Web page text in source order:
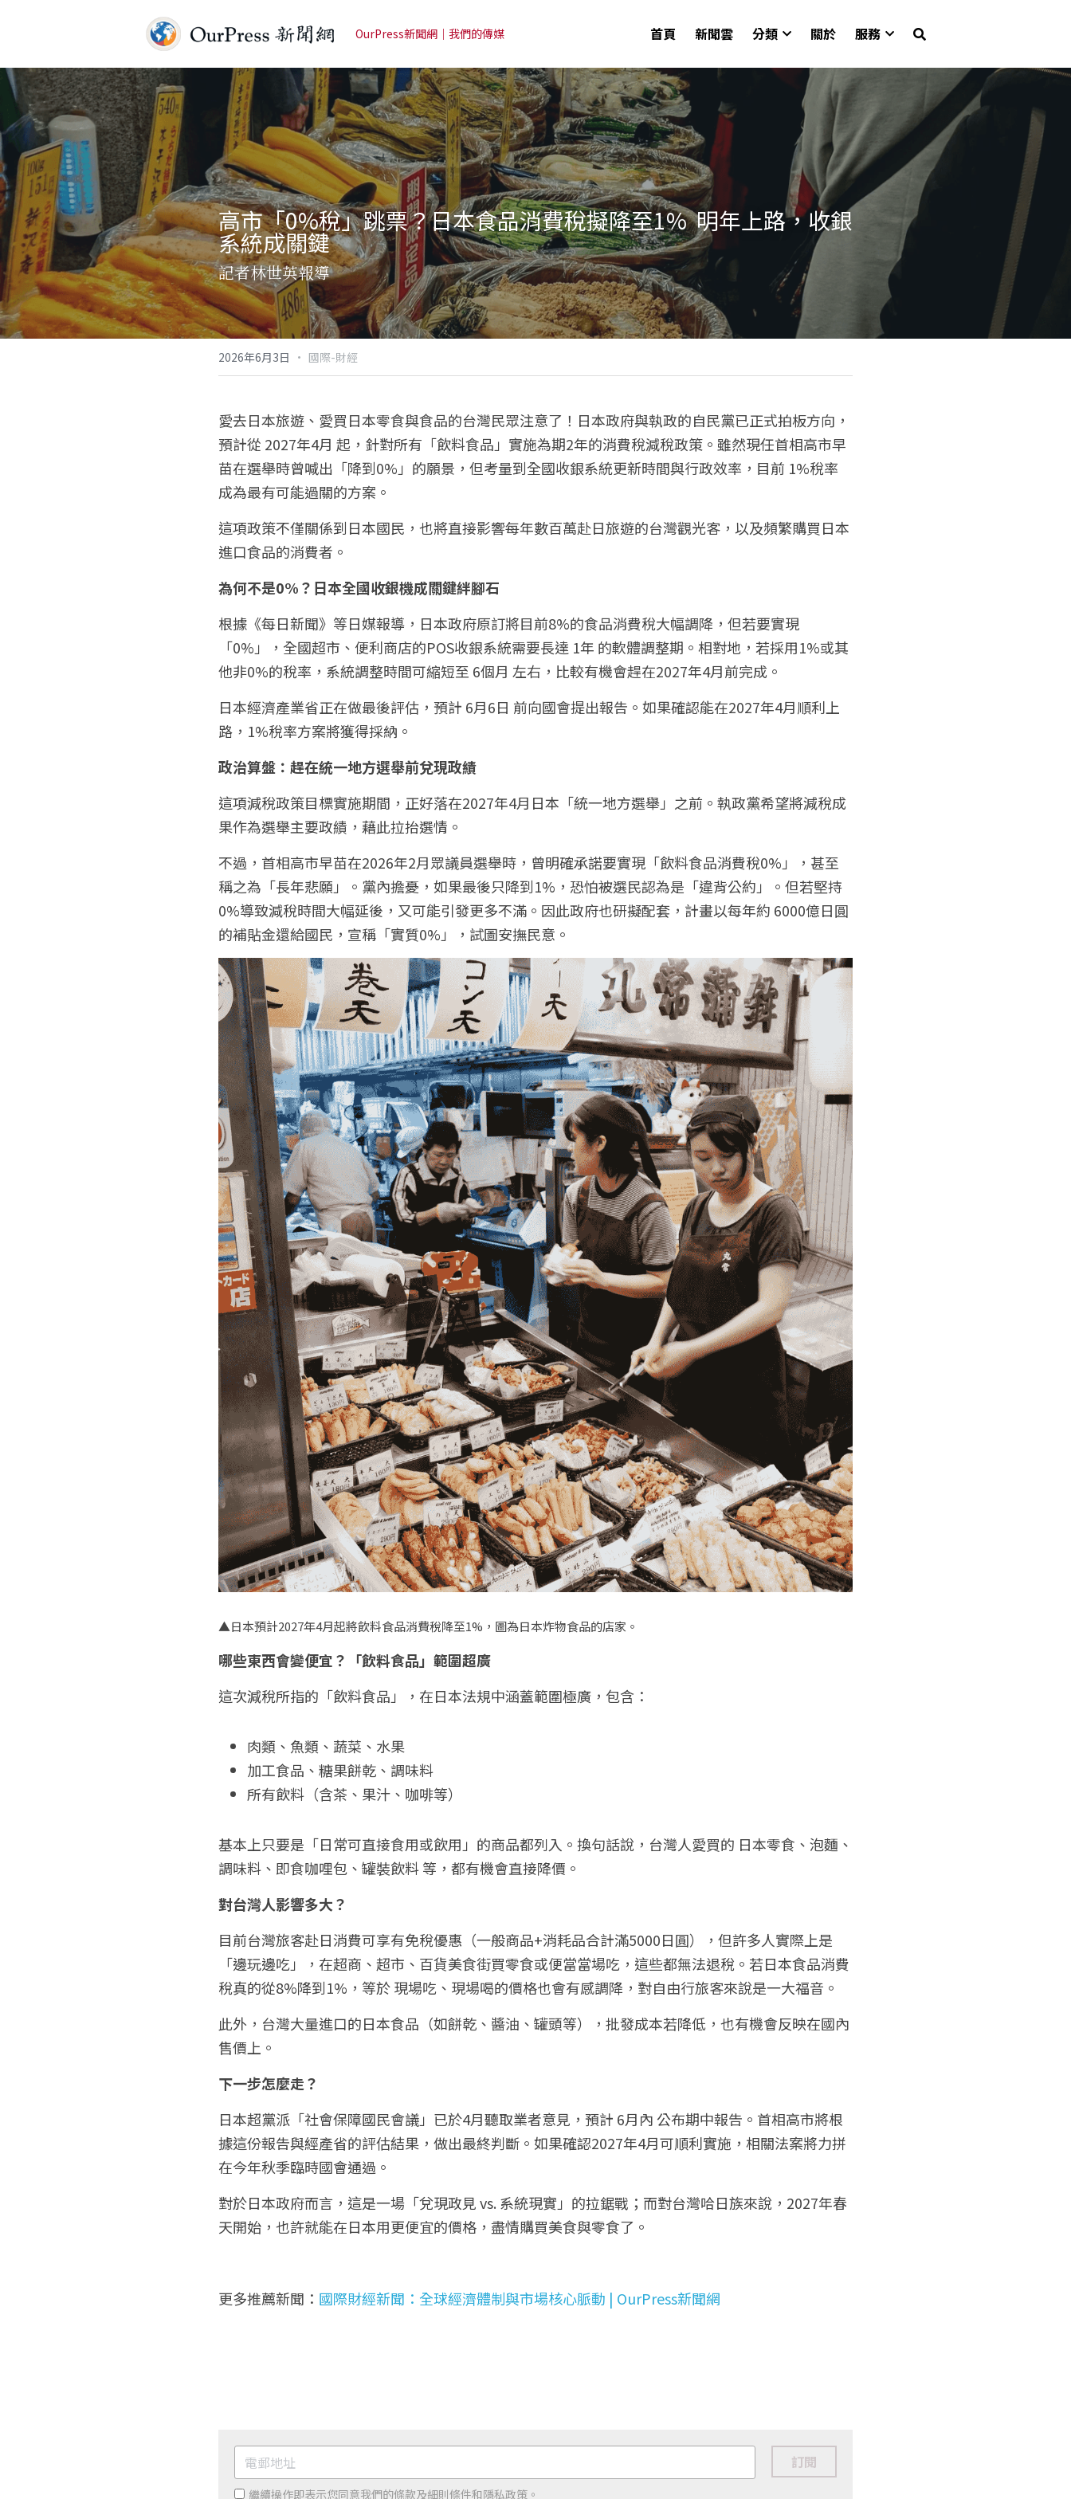
OurPress新聞網｜我們的傳媒 首頁 新聞雲 分類 關於 服務
高市「0%稅」跳票？日本食品消費稅擬降至1%  明年上路，收銀
系統成關鍵
記者林世英報導
2026年6月3日 · 國際-財經
愛去日本旅遊、愛買日本零食與食品的台灣民眾注意了！日本政府與執政的自民黨已正式拍板方向，
預計從 2027年4月 起，針對所有「飲料食品」實施為期2年的消費稅減稅政策。雖然現任首相高市早
苗在選舉時曾喊出「降到0%」的願景，但考量到全國收銀系統更新時間與行政效率，目前 1%稅率
成為最有可能過關的方案。
這項政策不僅關係到日本國民，也將直接影響每年數百萬赴日旅遊的台灣觀光客，以及頻繁購買日本
進口食品的消費者。
為何不是0%？日本全國收銀機成關鍵絆腳石
根據《每日新聞》等日媒報導，日本政府原訂將目前8%的食品消費稅大幅調降，但若要實現
「0%」，全國超市、便利商店的POS收銀系統需要長達 1年 的軟體調整期。相對地，若採用1%或其
他非0%的稅率，系統調整時間可縮短至 6個月 左右，比較有機會趕在2027年4月前完成。
日本經濟產業省正在做最後評估，預計 6月6日 前向國會提出報告。如果確認能在2027年4月順利上
路，1%稅率方案將獲得採納。
政治算盤：趕在統一地方選舉前兌現政績
這項減稅政策目標實施期間，正好落在2027年4月日本「統一地方選舉」之前。執政黨希望將減稅成
果作為選舉主要政績，藉此拉抬選情。
不過，首相高市早苗在2026年2月眾議員選舉時，曾明確承諾要實現「飲料食品消費稅0%」，甚至
稱之為「長年悲願」。黨內擔憂，如果最後只降到1%，恐怕被選民認為是「違背公約」。但若堅持
0%導致減稅時間大幅延後，又可能引發更多不滿。因此政府也研擬配套，計畫以每年約 6000億日圓
的補貼金還給國民，宣稱「實質0%」，試圖安撫民意。
▲日本預計2027年4月起將飲料食品消費稅降至1%，圖為日本炸物食品的店家。
哪些東西會變便宜？「飲料食品」範圍超廣
這次減稅所指的「飲料食品」，在日本法規中涵蓋範圍極廣，包含：
肉類、魚類、蔬菜、水果
加工食品、糖果餅乾、調味料
所有飲料（含茶、果汁、咖啡等）
基本上只要是「日常可直接食用或飲用」的商品都列入。換句話說，台灣人愛買的 日本零食、泡麵、
調味料、即食咖哩包、罐裝飲料 等，都有機會直接降價。
對台灣人影響多大？
目前台灣旅客赴日消費可享有免稅優惠（一般商品+消耗品合計滿5000日圓），但許多人實際上是
「邊玩邊吃」，在超商、超市、百貨美食街買零食或便當當場吃，這些都無法退稅。若日本食品消費
稅真的從8%降到1%，等於 現場吃、現場喝的價格也會有感調降，對自由行旅客來說是一大福音。
此外，台灣大量進口的日本食品（如餅乾、醬油、罐頭等），批發成本若降低，也有機會反映在國內
售價上。
下一步怎麼走？
日本超黨派「社會保障國民會議」已於4月聽取業者意見，預計 6月內 公布期中報告。首相高市將根
據這份報告與經產省的評估結果，做出最終判斷。如果確認2027年4月可順利實施，相關法案將力拼
在今年秋季臨時國會通過。
對於日本政府而言，這是一場「兌現政見 vs. 系統現實」的拉鋸戰；而對台灣哈日族來說，2027年春
天開始，也許就能在日本用更便宜的價格，盡情購買美食與零食了。
更多推薦新聞： 國際財經新聞：全球經濟體制與市場核心脈動 | OurPress新聞網
訂閱
繼續操作即表示您同意我們的條款及細則條件和隱私政策 。